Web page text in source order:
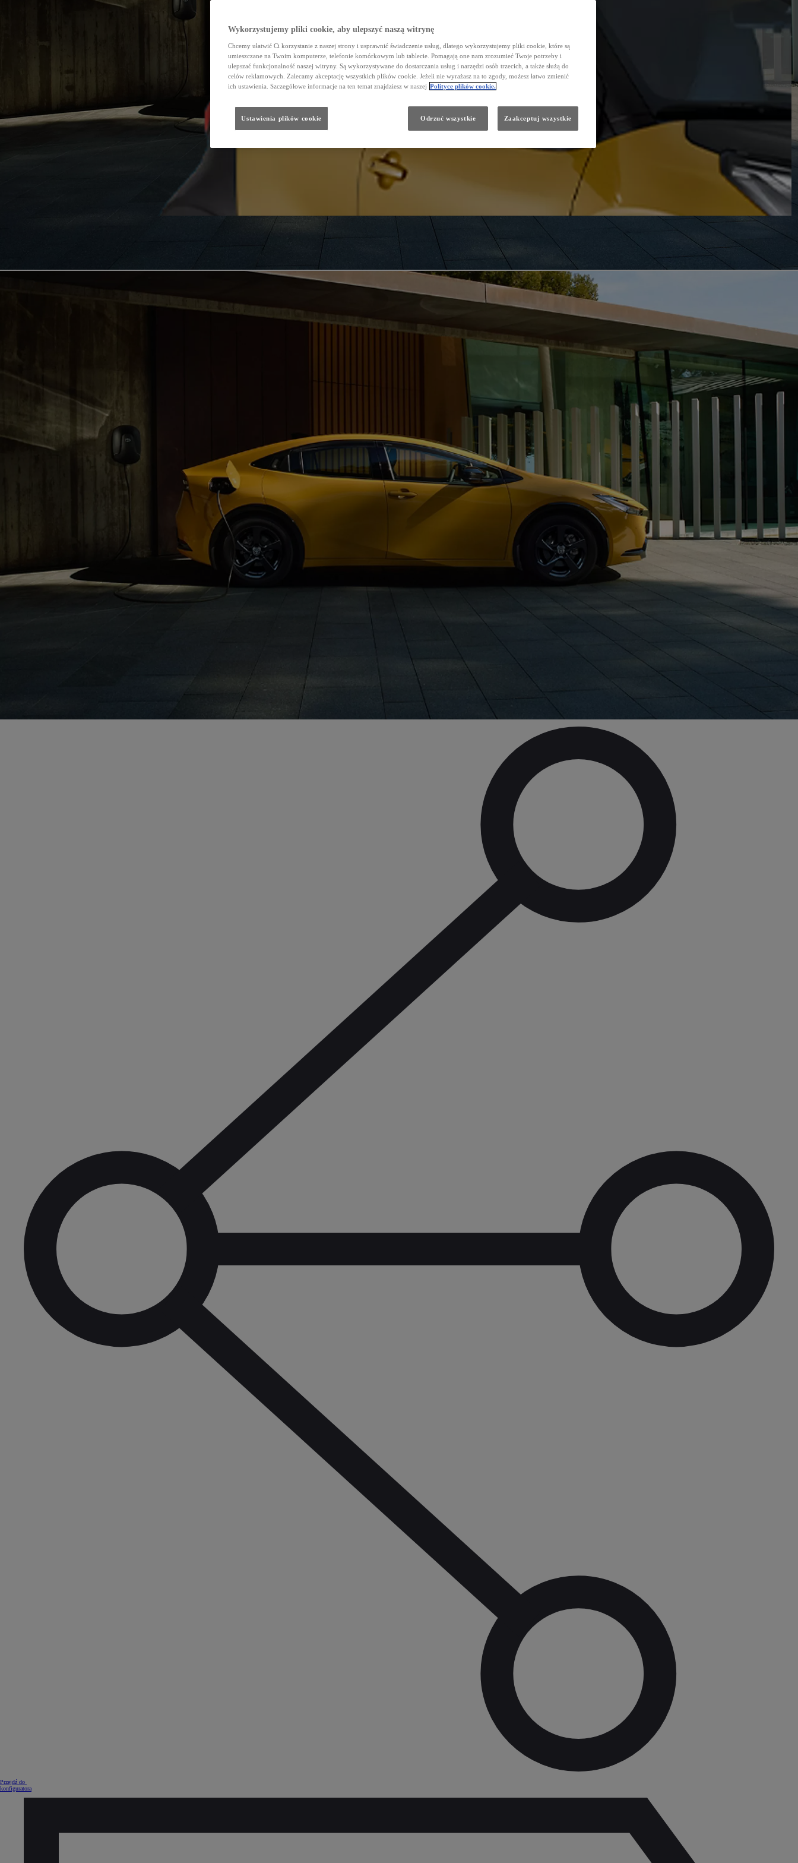
Od81 900 zł
Przejdź do
konfiguratora
Wykorzystujemy pliki cookie, aby ulepszyć naszą witrynę
Chcemy ułatwić Ci korzystanie z naszej strony i usprawnić świadczenie usług, dlatego wykorzystujemy pliki cookie, które są
umieszczane na Twoim komputerze, telefonie komórkowym lub tablecie. Pomagają one nam zrozumieć Twoje potrzeby i
ulepszać funkcjonalność naszej witryny. Są wykorzystywane do dostarczania usług i narzędzi osób trzecich, a także służą do
celów reklamowych. Zalecamy akceptację wszystkich plików cookie. Jeżeli nie wyrażasz na to zgody, możesz łatwo zmienić
ich ustawienia. Szczegółowe informacje na ten temat znajdziesz w naszej Polityce plików cookie.
Odrzuć wszystkie Zaakceptuj wszystkie
Ustawienia plików cookie